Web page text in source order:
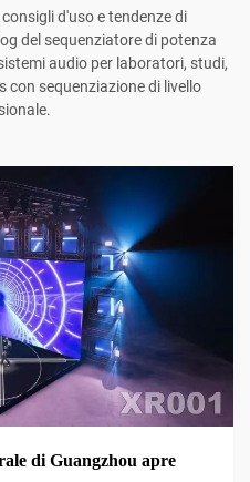
d'uso e tendenze di
del sequenziatore di potenza
audio per laboratori, studi,
con sequenziazione di livello
di Guangzhou apre